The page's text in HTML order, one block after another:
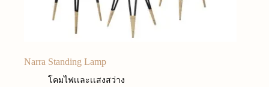
Narra Standing Lamp
โคมไฟเเละเเสงสว่าง